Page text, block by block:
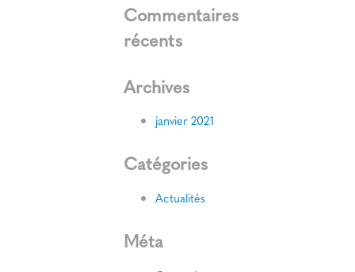
Commentaires
récents
Archives
janvier 2021
Catégories
Actualités
Méta